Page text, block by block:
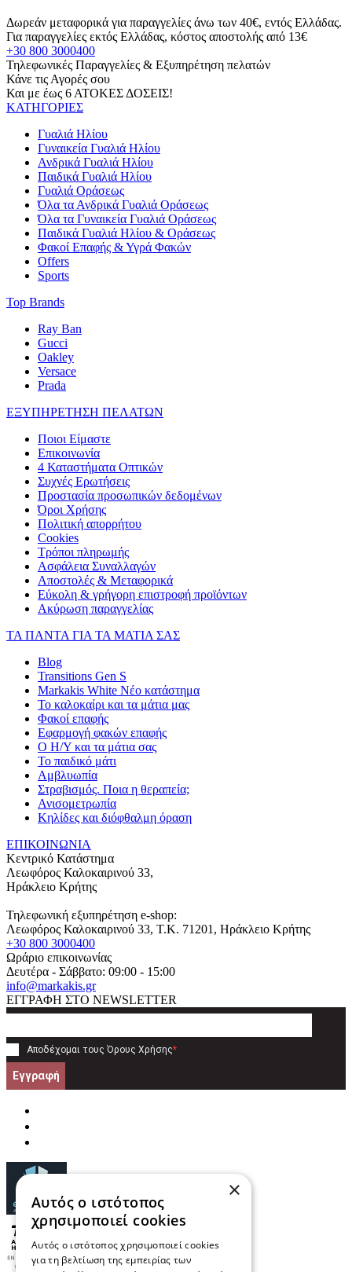
Δωρεάν μεταφορικά για παραγγελίες άνω των 40€, εντός Ελλάδας.
Για παραγγελίες εκτός Ελλάδας, κόστος αποστολής από 13€
+30 800 3000400
Τηλεφωνικές Παραγγελίες & Εξυπηρέτηση πελατών
Κάνε τις Αγορές σου
Και με έως 6 ΑΤΟΚΕΣ ΔΟΣΕΙΣ!
ΚΑΤΗΓΟΡΙΕΣ
Γυαλιά Ηλίου
Γυναικεία Γυαλιά Ηλίου
Ανδρικά Γυαλιά Ηλίου
Παιδικά Γυαλιά Ηλίου
Γυαλιά Οράσεως
Όλα τα Ανδρικά Γυαλιά Οράσεως
Όλα τα Γυναικεία Γυαλιά Οράσεως
Παιδικά Γυαλιά Ηλίου & Οράσεως
Φακοί Επαφής & Υγρά Φακών
Offers
Sports
Top Brands
Ray Ban
Gucci
Oakley
Versace
Prada
ΕΞΥΠΗΡΕΤΗΣΗ ΠΕΛΑΤΩΝ
Ποιοι Είμαστε
Επικοινωνία
4 Καταστήματα Οπτικών
Συχνές Ερωτήσεις
Προστασία προσωπικών δεδομένων
Όροι Χρήσης
Πολιτική απορρήτου
Cookies
Τρόποι πληρωμής
Ασφάλεια Συναλλαγών
Αποστολές & Μεταφορικά
Εύκολη & γρήγορη επιστροφή προϊόντων
Ακύρωση παραγγελίας
ΤΑ ΠΑΝΤΑ ΓΙΑ ΤΑ ΜΑΤΙΑ ΣΑΣ
Blog
Transitions Gen S
Markakis White Νέο κατάστημα
Το καλοκαίρι και τα μάτια μας
Φακοί επαφής
Εφαρμογή φακών επαφής
Ο Η/Υ και τα μάτια σας
Το παιδικό μάτι
Αμβλυωπία
Στραβισμός. Ποια η θεραπεία;
Ανισομετρωπία
Κηλίδες και διόφθαλμη όραση
ΕΠΙΚΟΙΝΩΝΙΑ
Κεντρικό Κατάστημα
Λεωφόρος Καλοκαιρινού 33,
Ηράκλειο Κρήτης
Τηλεφωνική εξυπηρέτηση e-shop:
Λεωφόρος Καλοκαιρινού 33, T.K. 71201 , Ηράκλειο Κρήτης
+30 800 3000400
Ωράριο επικοινωνίας
Δευτέρα - Σάββατο: 09:00 - 15:00
info@markakis.gr
ΕΓΓΡΑΦΗ ΣΤΟ NEWSLETTER
Αποδέχομαι τους Όρους Χρήσης*
Εγγραφή
×
Αυτός ο ιστότοπος
χρησιμοποιεί cookies
Αυτός ο ιστότοπος χρησιμοποιεί cookies
για τη βελτίωση της εμπειρίας των